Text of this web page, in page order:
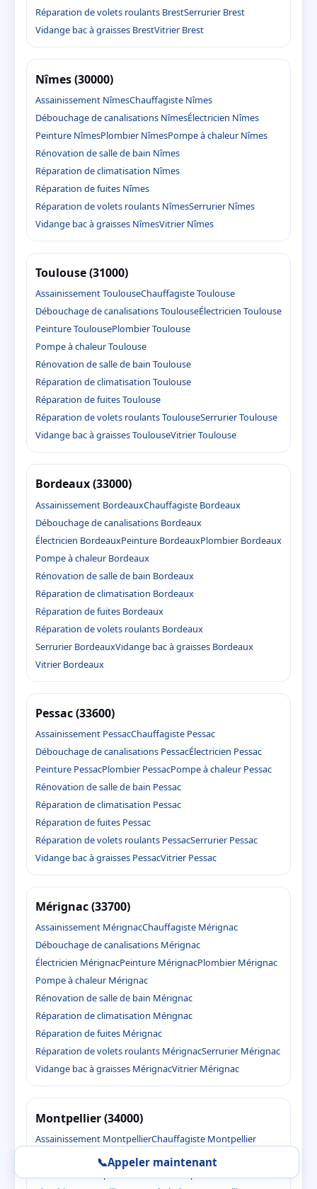
Réparation de volets roulants BrestSerrurier Brest
Vidange bac à graisses BrestVitrier Brest
Nîmes (30000)
Assainissement NîmesChauffagiste Nîmes
Débouchage de canalisations NîmesÉlectricien Nîmes
Peinture NîmesPlombier NîmesPompe à chaleur Nîmes
Rénovation de salle de bain Nîmes
Réparation de climatisation Nîmes
Réparation de fuites Nîmes
Réparation de volets roulants NîmesSerrurier Nîmes
Vidange bac à graisses NîmesVitrier Nîmes
Toulouse (31000)
Assainissement ToulouseChauffagiste Toulouse
Débouchage de canalisations ToulouseÉlectricien Toulouse
Peinture ToulousePlombier Toulouse
Pompe à chaleur Toulouse
Rénovation de salle de bain Toulouse
Réparation de climatisation Toulouse
Réparation de fuites Toulouse
Réparation de volets roulants ToulouseSerrurier Toulouse
Vidange bac à graisses ToulouseVitrier Toulouse
Bordeaux (33000)
Assainissement BordeauxChauffagiste Bordeaux
Débouchage de canalisations Bordeaux
Électricien BordeauxPeinture BordeauxPlombier Bordeaux
Pompe à chaleur Bordeaux
Rénovation de salle de bain Bordeaux
Réparation de climatisation Bordeaux
Réparation de fuites Bordeaux
Réparation de volets roulants Bordeaux
Serrurier BordeauxVidange bac à graisses Bordeaux
Vitrier Bordeaux
Pessac (33600)
Assainissement PessacChauffagiste Pessac
Débouchage de canalisations PessacÉlectricien Pessac
Peinture PessacPlombier PessacPompe à chaleur Pessac
Rénovation de salle de bain Pessac
Réparation de climatisation Pessac
Réparation de fuites Pessac
Réparation de volets roulants PessacSerrurier Pessac
Vidange bac à graisses PessacVitrier Pessac
Mérignac (33700)
Assainissement MérignacChauffagiste Mérignac
Débouchage de canalisations Mérignac
Électricien MérignacPeinture MérignacPlombier Mérignac
Pompe à chaleur Mérignac
Rénovation de salle de bain Mérignac
Réparation de climatisation Mérignac
Réparation de fuites Mérignac
Réparation de volets roulants MérignacSerrurier Mérignac
Vidange bac à graisses MérignacVitrier Mérignac
Montpellier (34000)
Assainissement MontpellierChauffagiste Montpellier
Débouchage de canalisations Montpellier
📞Appeler maintenant